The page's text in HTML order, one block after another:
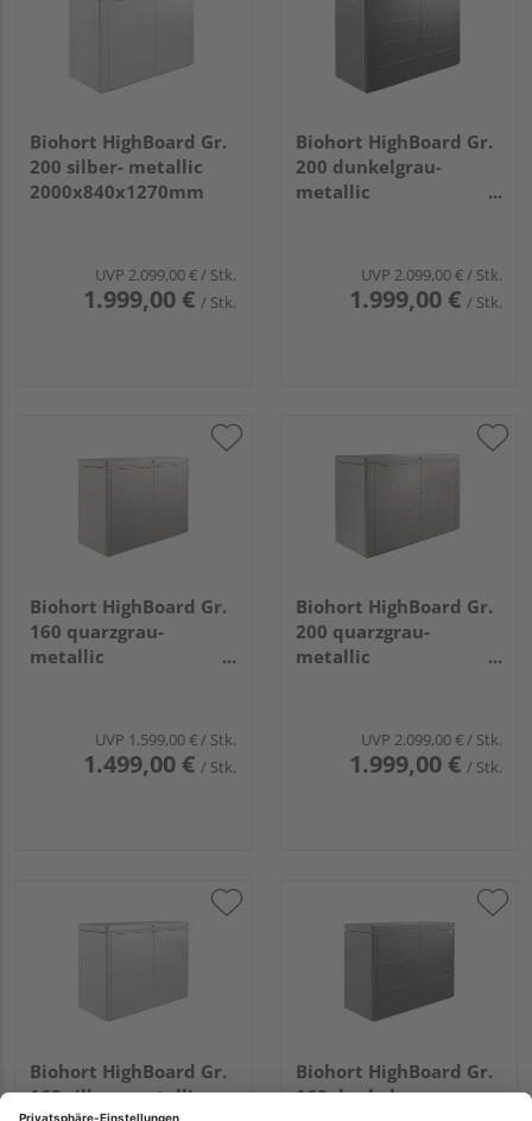
Biohort HighBoard Gr.
200 silber- metallic
2000x840x1270mm
UVP 2.099,00 €/ Stk.
1.999,00 € / Stk.
Biohort HighBoard Gr.
200 dunkelgrau-
metallic
UVP 2.099,00 €/ Stk.
1.999,00 € / Stk.
Biohort HighBoard Gr.
160 quarzgrau-
metallic
UVP 1.599,00 €/ Stk.
1.499,00 € / Stk.
Biohort HighBoard Gr.
200 quarzgrau-
metallic
UVP 2.099,00 €/ Stk.
1.999,00 € / Stk.
Biohort HighBoard Gr.
160 silber- metallic
Biohort HighBoard Gr.
160 dunkelgrau-